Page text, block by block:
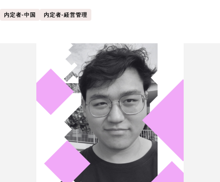
内定者-中国 内定者-経営管理